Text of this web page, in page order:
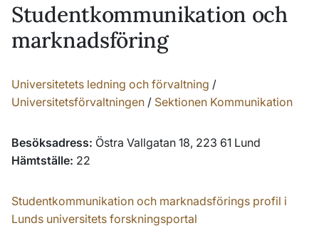
Studentkommunikation och
marknadsföring
Universitetets ledning och förvaltning /
Universitetsförvaltningen / Sektionen Kommunikation
Besöksadress: Östra Vallgatan 18, 223 61 Lund
Hämtställe: 22
Studentkommunikation och marknadsförings profil i
Lunds universitets forskningsportal